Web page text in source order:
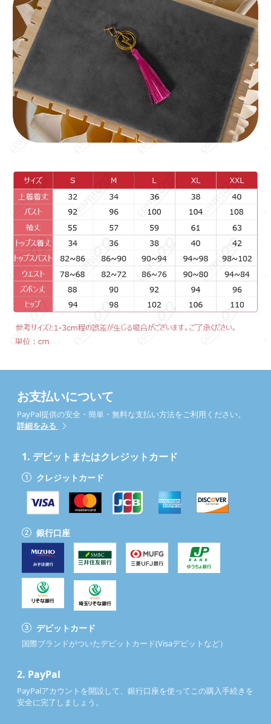
お支払いについて
PayPal提供の安全・簡単・無料な支払い方法をご利用ください。
詳細をみる
1. デビットまたはクレジットカード
クレジットカード
銀行口座
デビットカード
国際ブランドがついたデビットカード(Visaデビットなど）
2. PayPal
PayPalアカウントを開設して、銀行口座を使ってこの購入手続きを
安全に完了しましょう。